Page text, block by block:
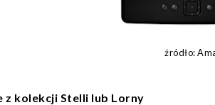
źródło:
z kolekcji Stelli lub Lorny